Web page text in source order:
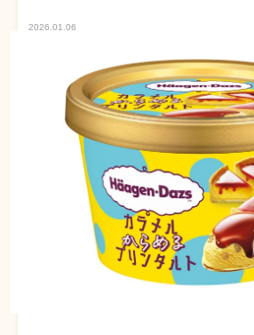
2026.01.06